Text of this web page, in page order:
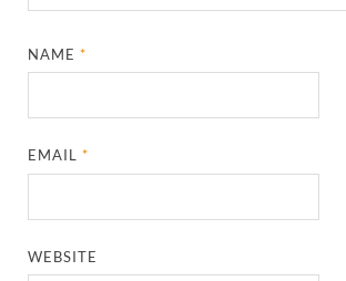
NAME*
EMAIL*
WEBSITE